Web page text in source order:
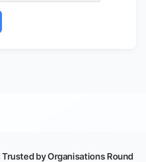
by Organisations Round